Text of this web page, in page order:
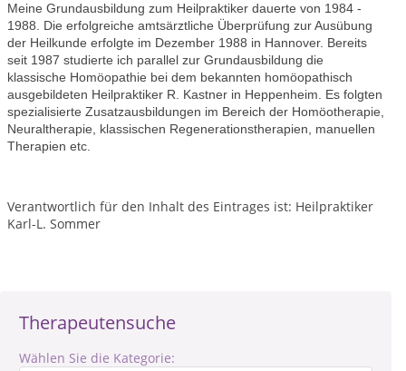
Therapeutensuche
Wählen Sie die Kategorie:
Meine Grundausbildung zum Heilpraktiker dauerte von 1984 -
1988. Die erfolgreiche amtsärztliche Überprüfung zur Ausübung
der Heilkunde erfolgte im Dezember 1988 in Hannover. Bereits
seit 1987 studierte ich parallel zur Grundausbildung die
klassische Homöopathie bei dem bekannten homöopathisch
ausgebildeten Heilpraktiker R. Kastner in Heppenheim. Es folgten
spezialisierte Zusatzausbildungen im Bereich der Homöotherapie,
Neuraltherapie, klassischen Regenerationstherapien, manuellen
Therapien etc.
Verantwortlich für den Inhalt des Eintrages ist: Heilpraktiker
Karl-L. Sommer